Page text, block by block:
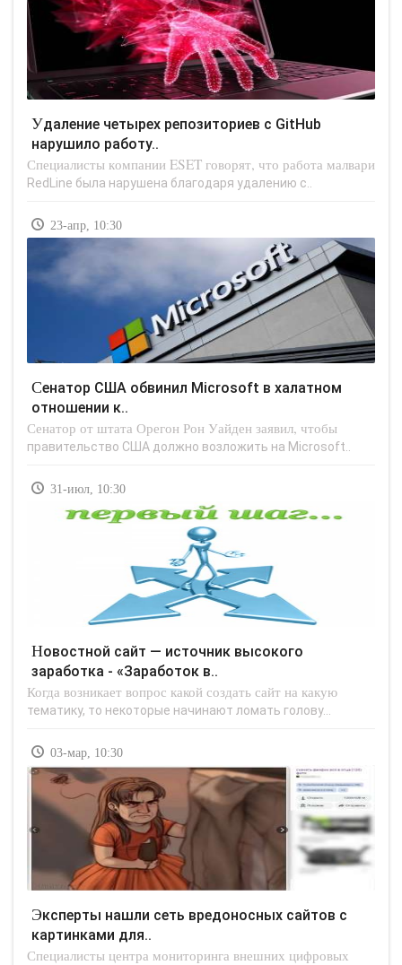
Удаление четырех репозиториев с GitHub
нарушило работу..
Специалисты компании ESET говорят, что работа малвари
RedLine была нарушена благодаря удалению с..
23-апр, 10:30
Сенатор США обвинил Microsoft в халатном
отношении к..
Сенатор от штата Орегон Рон Уайден заявил, чтобы
правительство США должно возложить на Microsoft..
31-июл, 10:30
Новостной сайт — источник высокого
заработка - «Заработок в..
Когда возникает вопрос какой создать сайт на какую
тематику, то некоторые начинают ломать голову...
03-мар, 10:30
Эксперты нашли сеть вредоносных сайтов с
картинками для..
Специалисты центра мониторинга внешних цифровых